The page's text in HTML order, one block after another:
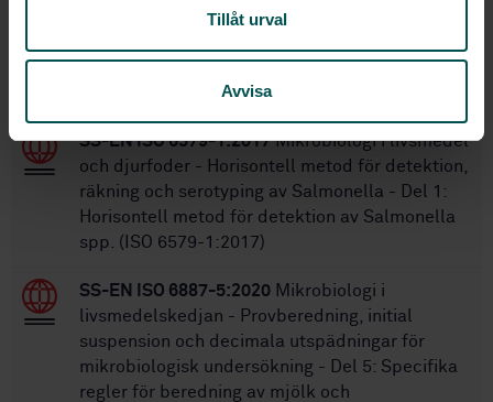
Tillåt urval
Avvisa
SS-EN ISO 7218:2024Mikrobiologi i
vägledning för mikrobiologiska undersökningar
(ISO 7218:2024, IDT)
SS-EN ISO 6579-1:2017Mikrobiologi i livsmedel
och djurfoder - Horisontell metod för detektion,
räkning och serotyping av Salmonella - Del 1:
Horisontell metod för detektion av Salmonella
spp. (ISO 6579-1:2017)
SS-EN ISO 6887-5:2020 Mikrobiologi i
livsmedelskedjan - Provberedning, initial
suspension och decimala utspädningar för
mikrobiologisk undersökning - Del 5: Specifika
regler för beredning av mjölk och